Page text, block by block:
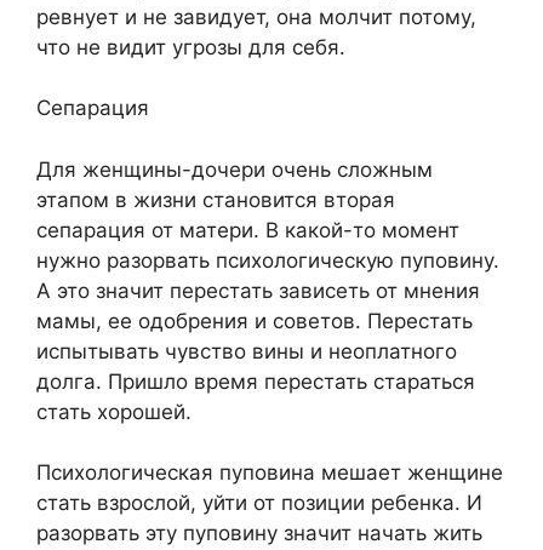
ревнует и не завидует, она молчит потому,
что не видит угрозы для себя.
Сепарация
Для женщины-дочери очень сложным
этапом в жизни становится вторая
сепарация от матери. В какой-то момент
нужно разорвать психологическую пуповину.
А это значит перестать зависеть от мнения
мамы, ее одобрения и советов. Перестать
испытывать чувство вины и неоплатного
долга. Пришло время перестать стараться
стать хорошей.
Психологическая пуповина мешает женщине
стать взрослой, уйти от позиции ребенка. И
разорвать эту пуповину значит начать жить